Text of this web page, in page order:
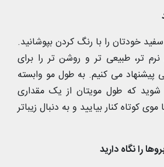
خودتان را با رنگ کردن بپوشانید.
تر، طبیعی تر و روشن تر را برای
پیشنهاد می کنیم. به طول مو وابسته
شوید که طول مویتان از یک مقداری
کوتاه کنار بیایید و به دنبال زیباتر